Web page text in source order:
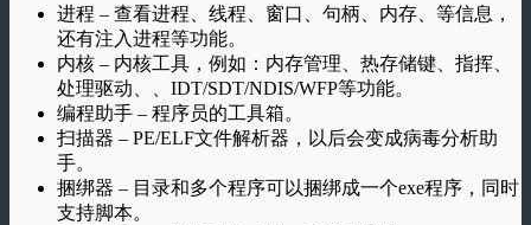
进程 – 查看进程、线程、窗口、句柄、内存、等信息，
还有注入进程等功能。
内核 – 内核工具，例如：内存管理、热存储键、指挥、
处理驱动、、IDT/SDT/NDIS/WFP等功能。
编程助手 – 程序员的工具箱。
扫描器 – PE/ELF文件解析器，以后会变成病毒分析助
手。
捆绑器 – 目录和多个程序可以捆绑成一个exe程序，同时
支持脚本。